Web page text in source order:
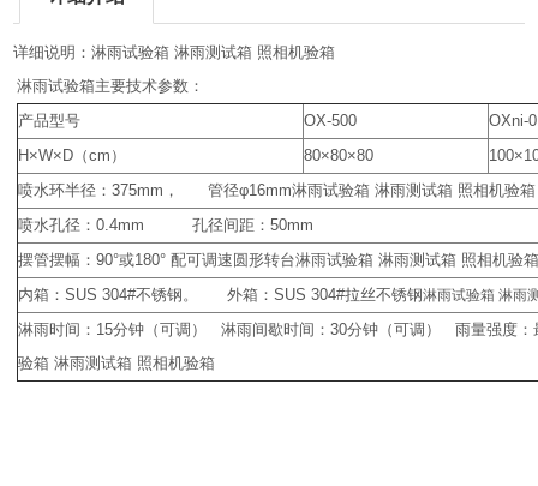
详细说明：淋雨试验箱 淋雨测试箱 照相机验箱
淋雨试验箱主要技术参数：
产品型号
OX-500
OXni-
H×W×D（cm）
80×80×80
喷水环半径：375mm， 管径φ16mm淋雨试验箱 淋雨测试箱 照相机验箱
喷水孔径：0.4mm 孔径间距：50mm
摆管摆幅：90°或180° 配可调速圆形转台淋雨试验箱 淋雨测试箱 照相机验
内箱：SUS 304#不锈钢。 外箱：SUS 304#拉丝不锈钢淋雨试验箱 淋雨
淋雨时间：15分钟（可调） 淋雨间歇时间：30分钟（可调） 雨量强度：
验箱 淋雨测试箱 照相机验箱